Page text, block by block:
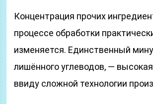
Концентрация прочих
процессе обработки
изменяется. Единственный
лишённого углеводов, —
ввиду сложной технологии